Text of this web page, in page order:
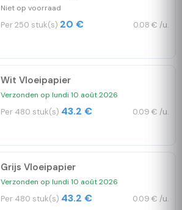
Niet op voorraad
Per 250 stuk(s) 20 € 0.08 € /u.
Wit Vloeipapier
Verzonden op lundi 10 août 2026
Per 480 stuk(s) 43.2 € 0.09 € /u.
Grijs Vloeipapier
Verzonden op lundi 10 août 2026
Per 480 stuk(s) 43.2 € 0.09 € /u.